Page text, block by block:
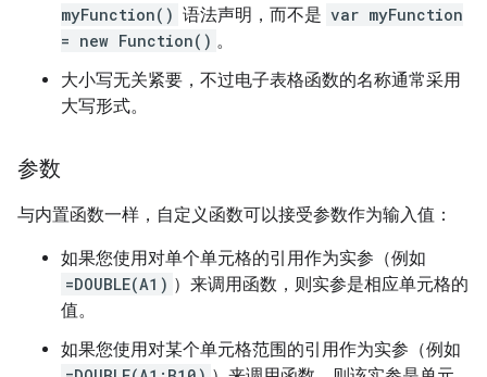
myFunction() 语法声明，而不是 var myFunction
= new Function() 。
大小写无关紧要，不过电子表格函数的名称通常采用
大写形式。
参数
与内置函数一样，自定义函数可以接受参数作为输入值：
如果您使用对单个单元格的引用作为实参（例如
=DOUBLE(A1) ）来调用函数，则实参是相应单元格的
值。
如果您使用对某个单元格范围的引用作为实参（例如